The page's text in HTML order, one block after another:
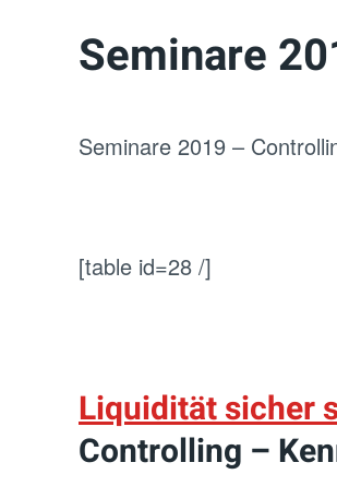
Seminare
Seminare 2019 –
[table id=28 /]
Liquidität sicher
Controlling –